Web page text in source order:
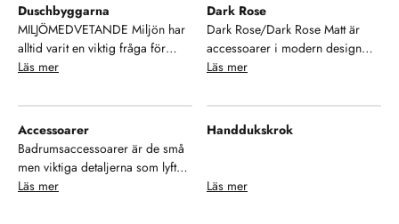
Duschbyggarna
MILJÖMEDVETANDE Miljön har
alltid varit en viktig fråga för
Duschbyggarna. Alltifrån små
resurssparande verksamhet till att
ställa höga miljökrav på våra
samarbetspartners och
leverantörer.Duschbyggarna är
dessutom anslutna till REPA,
näringslivets system för
Läs mer
Dark Rose
Dark Rose/Dark Rose Matt är
accessoarer i modern design
och spännande ytfinish i lätt
stort urval modeller ger dig
möjlighet till enhetlighet i ditt
badrum. Se, njut och hamoniera
Läs mer
Accessoarer
Badrumsaccessoarer är de små
men viktiga detaljerna som lyfter
både funktion och estetik i ditt
Läs mer
Handdukskrok
Läs mer